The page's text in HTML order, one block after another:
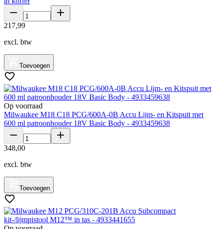
217,99
excl. btw
Toevoegen
Op voorraad
Milwaukee M18 C18 PCG/600A-0B Accu Lijm- en Kitspuit met
600 ml patroonhouder 18V Basic Body - 4933459638
348,00
excl. btw
Toevoegen